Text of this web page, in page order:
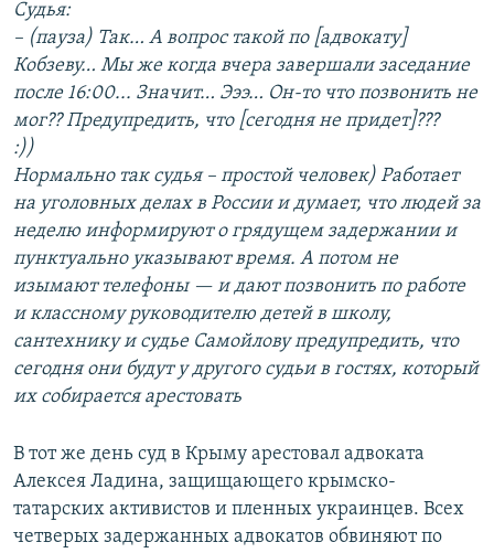
Судья:
– (пауза) Так… А вопрос такой по [адвокату]
Кобзеву… Мы же когда вчера завершали заседание
после 16:00... Значит… Эээ… Он-то что позвонить не
мог?? Предупредить, что [сегодня не придет]???
:))
Нормально так судья – простой человек) Работает
на уголовных делах в России и думает, что людей за
неделю информируют о грядущем задержании и
пунктуально указывают время. А потом не
изымают телефоны — и дают позвонить по работе
и классному руководителю детей в школу,
сантехнику и судье Самойлову предупредить, что
сегодня они будут у другого судьи в гостях, который
их собирается арестовать
В тот же день суд в Крыму арестовал адвоката
Алексея Ладина, защищающего крымско-
татарских активистов и пленных украинцев. Всех
четверых задержанных адвокатов обвиняют по